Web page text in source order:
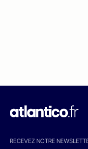
RECEVEZ NOTRE